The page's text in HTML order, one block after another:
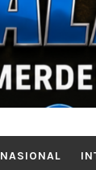
NASIONAL